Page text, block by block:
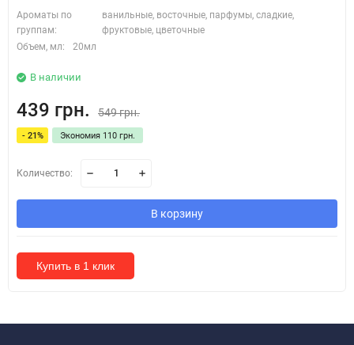
Ароматы по
группам:
ванильные, восточные, парфумы, сладкие,
фруктовые, цветочные
Объем, мл:
20мл
В наличии
439 грн. 549 грн.
- 21% Экономия 110 грн.
Количество:
В корзину
Купить в 1 клик